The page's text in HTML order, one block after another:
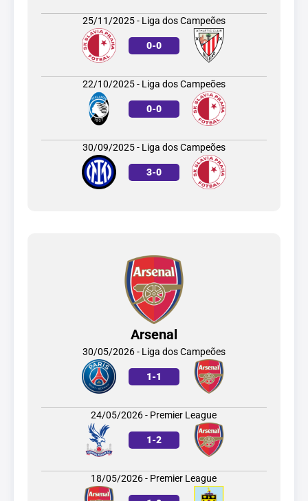
25/11/2025 - Liga dos Campeões
0-0
22/10/2025 - Liga dos Campeões
0-0
30/09/2025 - Liga dos Campeões
3-0
Arsenal
30/05/2026 - Liga dos Campeões
1-1
24/05/2026 - Premier League
1-2
18/05/2026 - Premier League